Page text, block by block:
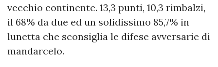
vecchio continente. 13,3 punti, 10,3 rimbalzi,
il 68% da due ed un solidissimo 85,7% in
lunetta che sconsiglia le difese avversarie di
mandarcelo.